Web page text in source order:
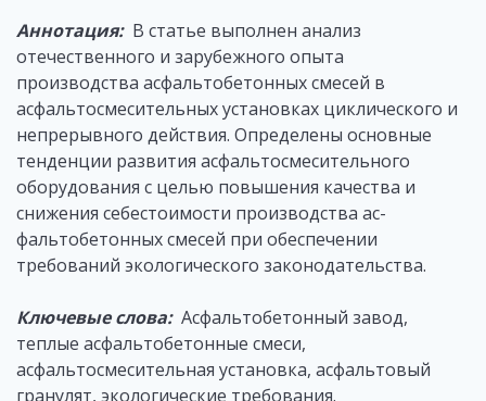
Аннотация:В статье выполнен анализ
отечественного и зарубежного опыта
производства асфальтобетонных смесей в
асфальтосмесительных установках циклического и
непрерывного действия. Определены основные
тенденции развития асфальтосмесительного
оборудования с целью повышения качества и
снижения себестоимости производства ас-
фальтобетонных смесей при обеспечении
требований экологического законодательства.
Ключевые слова:Асфальтобетонный завод,
теплые асфальтобетонные смеси,
асфальтосмесительная установка, асфальтовый
гранулят, экологические требования.